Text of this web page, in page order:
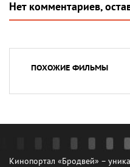
Нет комментариев,
ПОХОЖИЕ ФИЛЬМЫ
Кинопортал «Бродвей» –